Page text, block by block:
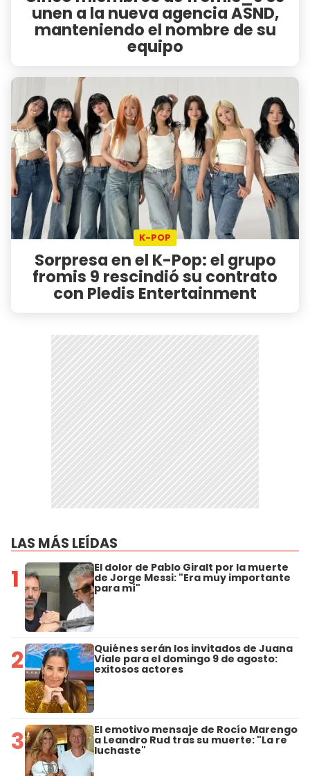
unen a la nueva agencia ASND,
manteniendo el nombre de su
equipo
K-POP
Sorpresa en el K-Pop: el grupo
fromis 9 rescindió su contrato
con Pledis Entertainment
LAS MÁS LEÍDAS
1 El dolor de Pablo Giralt por la muerte
de Jorge Messi: "Era muy importante
para mí"
2 Quiénes serán los invitados de Juana
Viale para el domingo 9 de agosto:
exitosos actores
3 El emotivo mensaje de Rocío Marengo
a Leandro Rud tras su muerte: "La re
luchaste"